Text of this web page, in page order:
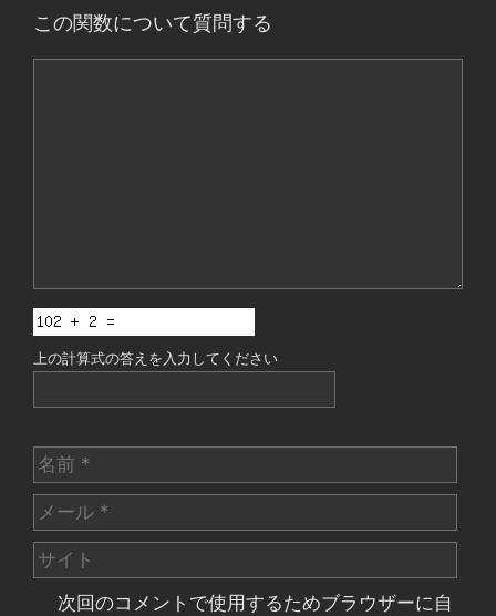
この関数について質問する
上の計算式の答えを入力してください
名
前
メ
ー
ル
サ
イ
次回のコメントで使用するためブラウザーに自